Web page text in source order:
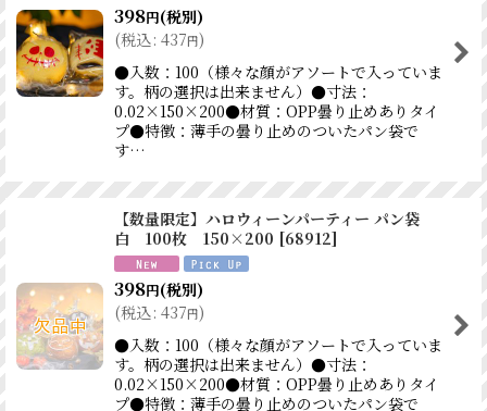
398円(税別)
(税込: 437円)
●入数：100（様々な顔がアソートで入っていま
す。柄の選択は出来ません）●寸法：
0.02×150×200●材質：OPP曇り止めありタイ
プ●特徴：薄手の曇り止めのついたパン袋で
す…
【数量限定】ハロウィーンパーティー パン袋
白 100枚 150×200 [68912]
398円(税別)
(税込: 437円)
●入数：100（様々な顔がアソートで入っていま
す。柄の選択は出来ません）●寸法：
0.02×150×200●材質：OPP曇り止めありタイ
プ●特徴：薄手の曇り止めのついたパン袋で